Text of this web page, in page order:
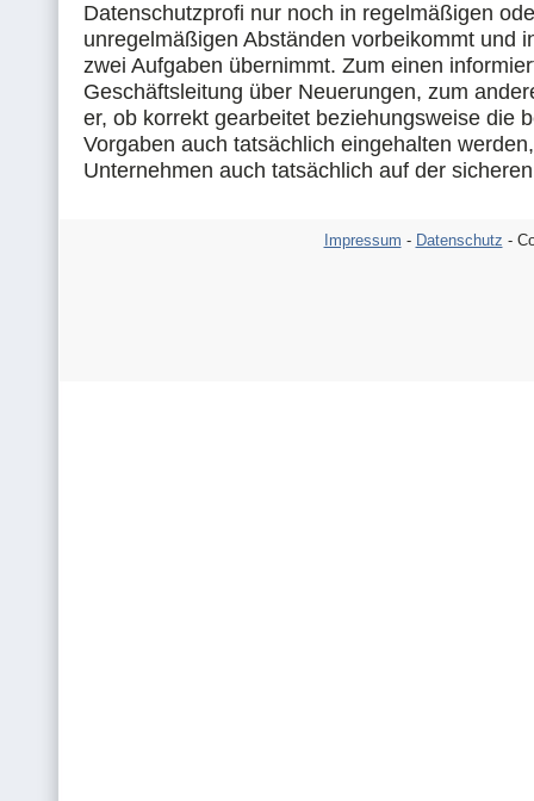
Datenschutzprofi nur noch in regelmäßigen
unregelmäßigen Abständen vorbeikommt und
zwei Aufgaben übernimmt. Zum einen
Geschäftsleitung über Neuerungen, zum
er, ob korrekt gearbeitet beziehungsweise die
Vorgaben auch tatsächlich eingehalten
Unternehmen auch tatsächlich auf der
Impressum - Datenschutz -